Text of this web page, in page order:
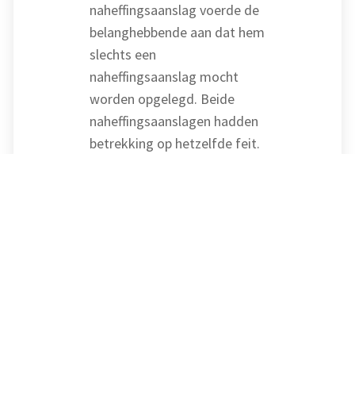
naheffingsaanslag voerde de
belanghebbende aan dat hem
slechts een
naheffingsaanslag mocht
worden opgelegd. Beide
naheffingsaanslagen hadden
betrekking op hetzelfde feit.